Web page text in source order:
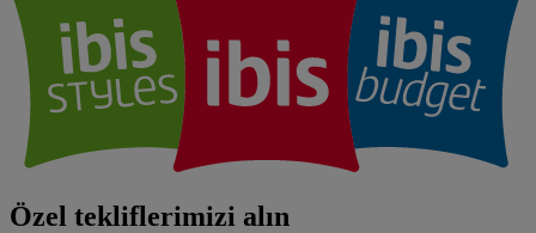
Özel tekliflerimizi alın